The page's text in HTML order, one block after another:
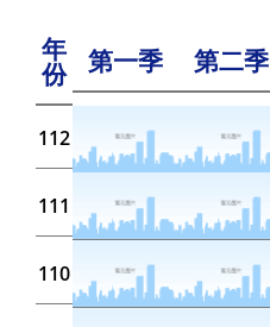
年
份
第一季 第二季
112
111
110